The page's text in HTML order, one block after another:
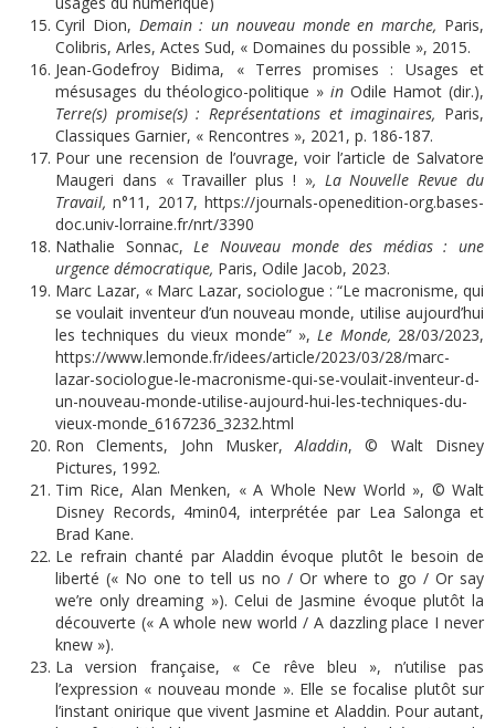
Cyril Dion, Demain : un nouveau monde en marche, Paris,
Colibris, Arles, Actes Sud, « Domaines du possible », 2015.
Jean-Godefroy Bidima, « Terres promises : Usages et
mésusages du théologico-politique » in Odile Hamot (dir.),
Terre(s) promise(s) : Représentations et imaginaires, Paris,
Classiques Garnier, « Rencontres », 2021, p. 186-187.
Pour une recension de l’ouvrage, voir l’article de Salvatore
Maugeri dans « Travailler plus ! », La Nouvelle Revue du
Travail,n°11, 2017,https://journals-openedition-org.bases-
doc.univ-lorraine.fr/nrt/3390
Nathalie Sonnac, Le Nouveau monde des médias : une
urgence démocratique, Paris, Odile Jacob, 2023.
Marc Lazar, « Marc Lazar, sociologue : “Le macronisme, qui
se voulait inventeur d’un nouveau monde, utilise aujourd’hui
les techniques du vieux monde” », Le Monde, 28/03/2023,
https://www.lemonde.fr/idees/article/2023/03/28/marc-
lazar-sociologue-le-macronisme-qui-se-voulait-inventeur-d-
un-nouveau-monde-utilise-aujourd-hui-les-techniques-du-
vieux-monde_6167236_3232.html
Ron Clements, John Musker,Aladdin, © Walt Disney
Pictures, 1992.
Tim Rice, Alan Menken, « A Whole New World », © Walt
Disney Records, 4min04, interprétée par Lea Salonga et
Brad Kane.
Le refrain chanté par Aladdin évoque plutôt le besoin de
liberté (« No one to tell us no / Or where to go / Or say
we’re only dreaming »). Celui de Jasmine évoque plutôt la
découverte (« A whole new world / A dazzling place I never
knew »).
La version française, « Ce rêve bleu », n’utilise pas
l’expression « nouveau monde ». Elle se focalise plutôt sur
l’instant onirique que vivent Jasmine et Aladdin. Pour autant,